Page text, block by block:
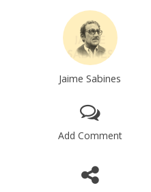
Jaime Sabines
Add Comment